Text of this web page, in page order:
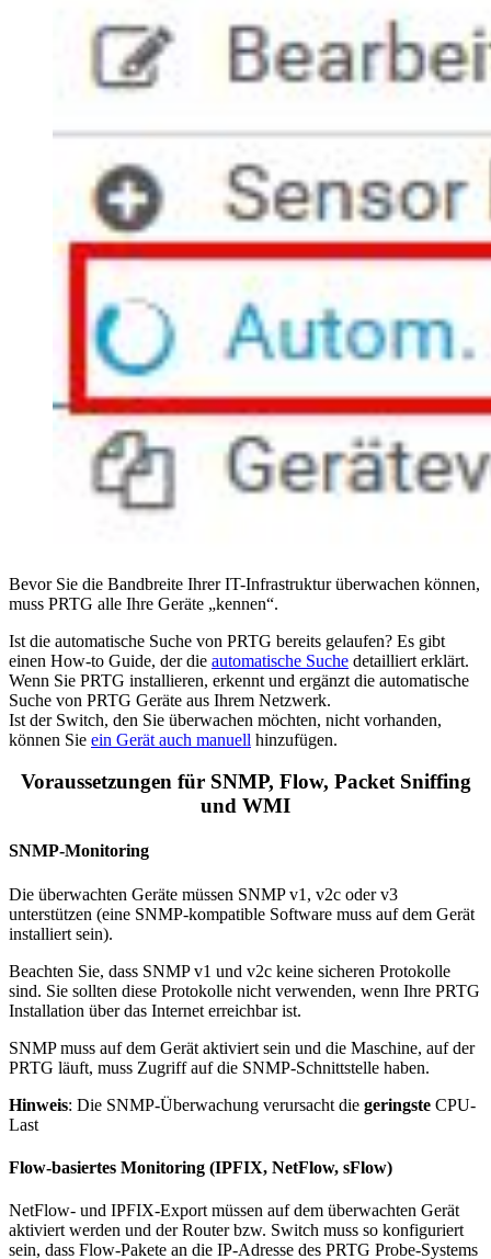
Bevor Sie die Bandbreite Ihrer IT-Infrastruktur überwachen können,
muss PRTG alle Ihre Geräte „kennen“.
Ist die automatische Suche von PRTG bereits gelaufen? Es gibt
einen How-to Guide, der die automatische Suche detailliert erklärt.
Wenn Sie PRTG installieren, erkennt und ergänzt die automatische
Suche von PRTG Geräte aus Ihrem Netzwerk.
Ist der Switch, den Sie überwachen möchten, nicht vorhanden,
können Sie ein Gerät auch manuell hinzufügen.
Voraussetzungen für SNMP, Flow, Packet Sniffing
und WMI
SNMP-Monitoring
Die überwachten Geräte müssen SNMP v1, v2c oder v3
unterstützen (eine SNMP-kompatible Software muss auf dem Gerät
installiert sein).
Beachten Sie, dass SNMP v1 und v2c keine sicheren Protokolle
sind. Sie sollten diese Protokolle nicht verwenden, wenn Ihre PRTG
Installation über das Internet erreichbar ist.
SNMP muss auf dem Gerät aktiviert sein und die Maschine, auf der
PRTG läuft, muss Zugriff auf die SNMP-Schnittstelle haben.
Hinweis: Die SNMP-Überwachung verursacht die geringste CPU-
Last
Flow-basiertes Monitoring (IPFIX, NetFlow, sFlow)
NetFlow- und IPFIX-Export müssen auf dem überwachten Gerät
aktiviert werden und der Router bzw. Switch muss so konfiguriert
sein, dass Flow-Pakete an die IP-Adresse des PRTG Probe-Systems